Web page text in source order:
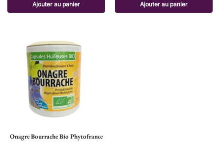
Ajouter au panier Ajouter au panier
Onagre Bourrache Bio Phytofrance